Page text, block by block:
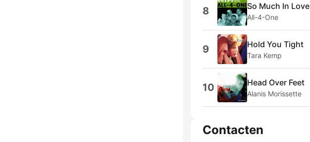
8 So Much In Love
All-4-One
9 Hold You Tight
Tara Kemp
10 Head Over Feet
Alanis Morissette
Contacten